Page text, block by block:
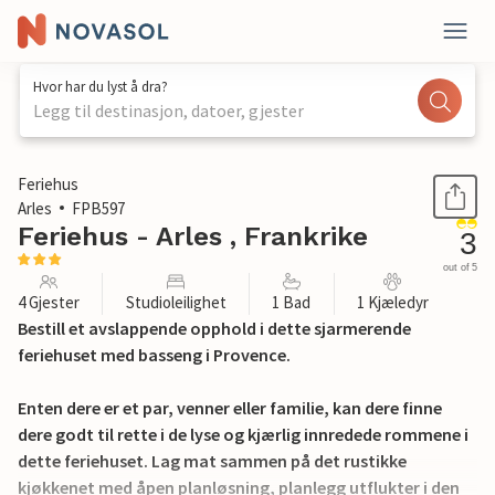
Hvor har du lyst å dra?
Legg til destinasjon, datoer, gjester
1 / 25
Feriehus
Arles
FPB597
Feriehus - Arles , Frankrike 3
out of 5
4 Gjester Studioleilighet 1 Bad 1 Kjæledyr
Bestill et avslappende opphold i dette sjarmerende
feriehuset med basseng i Provence.
Enten dere er et par, venner eller familie, kan dere finne
dere godt til rette i de lyse og kjærlig innredede rommene i
dette feriehuset. Lag mat sammen på det rustikke
kjøkkenet med åpen planløsning, planlegg utflukter i den